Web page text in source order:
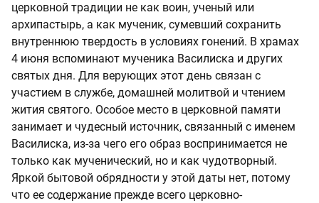
церковной традиции не как воин, ученый или
архипастырь, а как мученик, сумевший сохранить
внутреннюю твердость в условиях гонений. В храмах
4 июня вспоминают мученика Василиска и других
святых дня. Для верующих этот день связан с
участием в службе, домашней молитвой и чтением
жития святого. Особое место в церковной памяти
занимает и чудесный источник, связанный с именем
Василиска, из-за чего его образ воспринимается не
только как мученический, но и как чудотворный.
Яркой бытовой обрядности у этой даты нет, потому
что ее содержание прежде всего церковно-